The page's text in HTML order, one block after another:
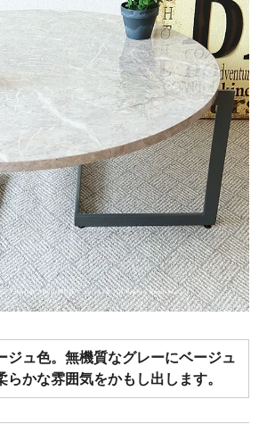
ジュ色。無機質なグレーにベージュ
らかな雰囲気をかもし出します。